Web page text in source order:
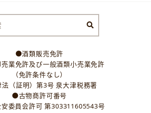
●酒類販売免許
業免許及び一般酒類小売業免許
（免許条件なし）
法（証明）第3号 泉大津税務署
●古物商許可番号
委員会許可 第303311605543号